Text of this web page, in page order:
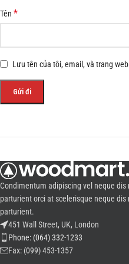
Tên *
Lưu tên của tôi, email, và trang
Condimentum adipiscing vel neque dis
parturient orci at scelerisque neque dis
parturient.
451 Wall Street, UK, London
Phone: (064) 332-1233
Fax: (099) 453-1357